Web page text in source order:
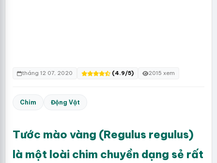
tháng 12 07, 2020 (4.9/5) 2015 xem
Chim Động Vật
Tước mào vàng (Regulus regulus)
là một loài chim chuyền dạng sẻ rất